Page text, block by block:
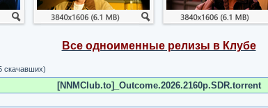
Все одноименные релизы в Клубе
скачавших)
[NNMClub.to]_Outcome.2026.2160p.SDR.torrent